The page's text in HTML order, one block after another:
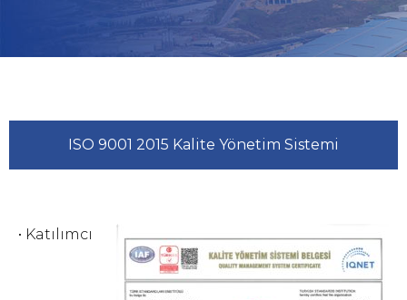
ISO 9001 2015 Kalite Yönetim Sistemi
• Katılımcı